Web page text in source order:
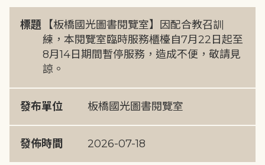
標題
【板橋國光圖書閱覽室】因配合教召訓
練，本閱覽室臨時服務櫃檯自7月22日起至
8月14日期間暫停服務，造成不便，敬請見
諒。
發布單位 板橋國光圖書閱覽室
發佈時間 2026-07-18